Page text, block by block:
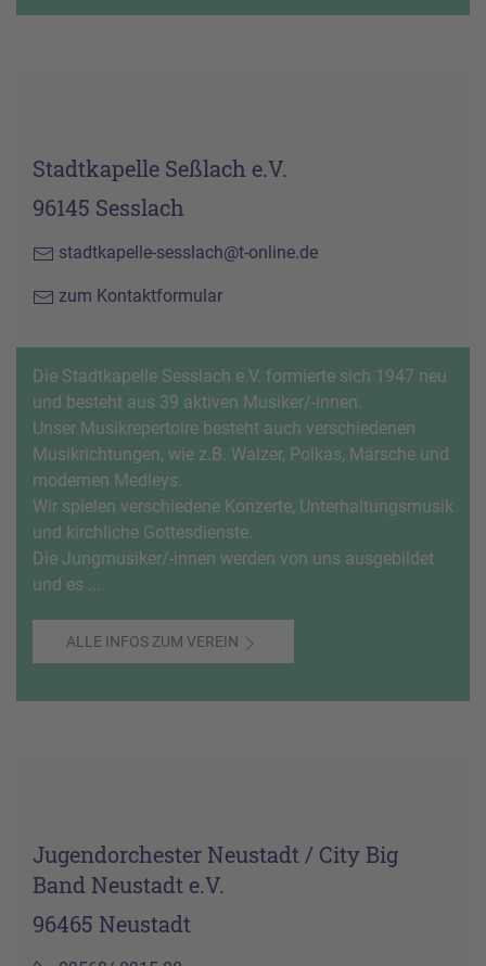
Stadtkapelle Seßlach e.V.
96145 Sesslach
stadtkapelle-sesslach@t-online.de
zum Kontaktformular
Die Stadtkapelle Sesslach e.V. formierte sich 1947 neu
und besteht aus 39 aktiven Musiker/-innen.
Unser Musikrepertoire besteht auch verschiedenen
Musikrichtungen, wie z.B. Walzer, Polkas, Märsche und
modernen Medleys.
Wir spielen verschiedene Konzerte, Unterhaltungsmusik
und kirchliche Gottesdienste.
Die Jungmusiker/-innen werden von uns ausgebildet
und es ...
ALLE INFOS ZUM VEREIN
Jugendorchester Neustadt / City Big
Band Neustadt e.V.
96465 Neustadt